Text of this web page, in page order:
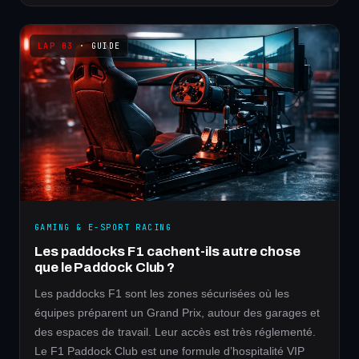
· GUIDE
GAMING & E-SPORT RACING
Les paddocks F1 cachent-ils autre chose
que le Paddock Club ?
Les paddocks F1 sont les zones sécurisées où les
équipes préparent un Grand Prix, autour des garages et
des espaces de travail. Leur accès est très réglementé.
Le F1 Paddock Club est une formule d’hospitalité VIP